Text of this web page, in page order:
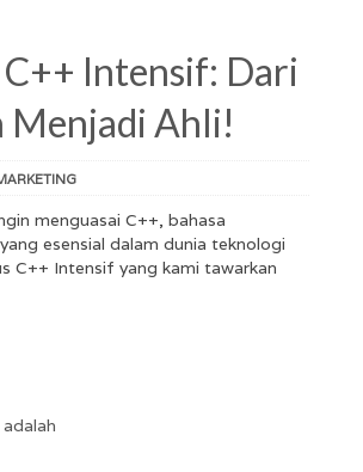
Intensif: Dari
Menjadi Ahli!
menguasai C++, bahasa
esensial dalam dunia teknologi
C++ Intensif yang kami tawarkan